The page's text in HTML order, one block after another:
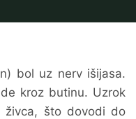
bol uz nerv išijasa.
kroz butinu. Uzrok
što dovodi do